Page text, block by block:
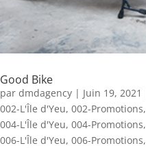
Good Bike
par dmdagency | Juin 19, 2021
002-L'Île d'Yeu, 002-Promotions,
004-L'Île d'Yeu, 004-Promotions,
006-L'Île d'Yeu, 006-Promotions,